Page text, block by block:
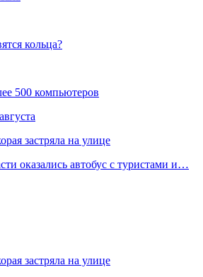
кольца?
500 компьютеров
застряла на улице
оказались автобус с туристами и…
застряла на улице